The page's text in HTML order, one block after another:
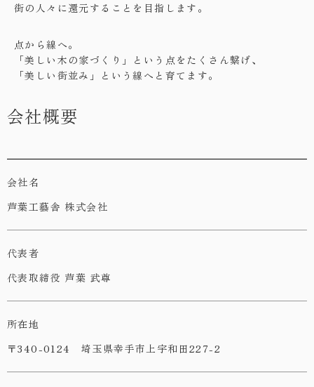
街の人々に還元することを目指します。
点から線へ。
「美しい木の家づくり」という点をたくさん繋げ、
「美しい街並み」という線へと育てます。
会社概要
会社名
芦葉工藝舎 株式会社
代表者
代表取締役 芦葉 武尊
所在地
〒340-0124 埼玉県幸手市上宇和田227-2